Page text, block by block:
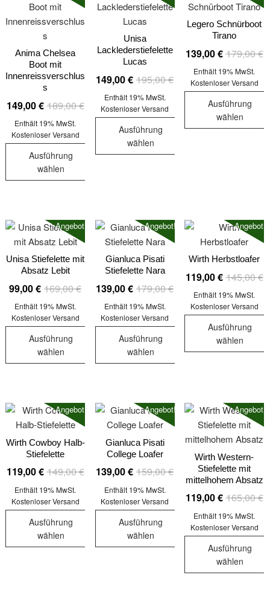
Varianten
auf.
Die
Optionen
können
auf
Produktseite
gewählt
werden
der
Produktseite
gewählt
werden
können
auf
der
gewählt
werden
Anima Chelsea
Boot mit
Innenreissverschlus
s
189,00€Ursprünglicher
Preis
189,00 €
149,00€
Aktueller
Preis
149,00 €.
Enthält 19% MwSt.
Kostenloser Versand
Ausführung
wählen
mehrere
Varianten
auf.
Die
Optionen
können
auf
Produktseite
gewählt
Unisa
Lacklederstiefelette
Lucas
195,00€Ursprünglicher
Preis
195,00 €
149,00€
Aktueller
Preis
149,00 €.
Enthält 19% MwSt.
Kostenloser Versand
Ausführung
wählen
Varianten
auf.
Die
Optionen
können
auf
der
Produktseite
gewählt
werden
Legero Schnürboot
Tirano
179,00€
139,00€
Enthält 19% MwSt.
Kostenloser Versand
Ausführung
wählen
Die
Optionen
auf
der
gewählt
werden
Angebot!
Unisa Stiefelette mit
Absatz Lebit
169,00€Ursprünglicher
169,00 €
99,00€
Aktueller
99,00 €.
Enthält 19% MwSt.
Kostenloser Versand
Ausführung
wählen
mehrere
Varianten
auf.
Die
Optionen
können
auf
Produktseite
gewählt
Angebot!
Gianluca Pisati
Stiefelette Nara
179,00€Ursprünglicher
Preis
war:
179,00 €
139,00€
Aktueller
Preis
ist:
139,00 €.
Enthält 19% MwSt.
Kostenloser Versand
Ausführung
wählen
mehrere
Varianten
auf.
Die
Optionen
können
auf
Produktseite
gewählt
Angebot!
Wirth Herbstloafer
145,00€
119,00€
Enthält 19% MwSt.
Kostenloser Versand
Ausführung
wählen
mehrere
Varianten
auf.
Die
Optionen
können
der
gewählt
werden
Angebot!
Wirth Cowboy Halb-
Stiefelette
149,00€Ursprünglicher
149,00 €
119,00€
Aktueller
119,00 €.
Enthält 19% MwSt.
Kostenloser Versand
Ausführung
wählen
Angebot!
Gianluca Pisati
College Loafer
159,00€Ursprünglicher
Preis
war:
159,00 €
139,00€
Aktueller
Preis
139,00 €.
Enthält 19% MwSt.
Kostenloser Versand
Ausführung
wählen
Angebot!
Wirth Western-
Stiefelette mit
mittelhohem Absatz
165,00€
119,00€
Enthält 19% MwSt.
Kostenloser Versand
Ausführung
wählen